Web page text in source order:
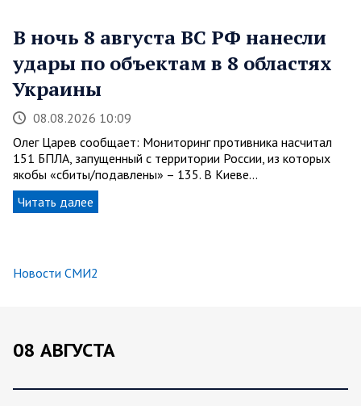
В ночь 8 августа ВС РФ нанесли
удары по объектам в 8 областях
Украины
08.08.2026 10:09
Олег Царев сообщает: Мониторинг противника насчитал
151 БПЛА, запущенный с территории России, из которых
якобы «сбиты/подавлены» – 135. В Киеве…
Читать далее
Новости СМИ2
08 АВГУСТА